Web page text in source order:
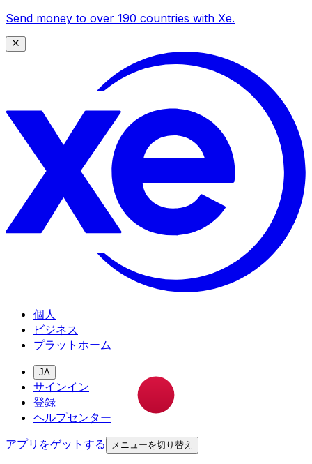
Send money to over 190 countries with Xe.
個人
ビジネス
プラットホーム
JA
サインイン
登録
ヘルプセンター
アプリをゲットする
メニューを切り替え